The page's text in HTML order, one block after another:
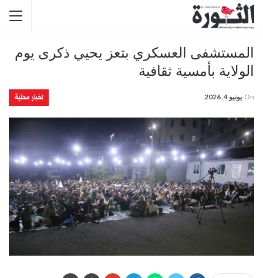
المستشفى العسكري بتعز يحيي ذكرى يوم
الولاية بأمسية ثقافية
اخبار محلية On يونيو 4, 2026